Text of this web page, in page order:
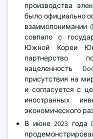
производства
было официально
взаимопонимании
совпало с
Южной Кореи
партнерство
нацеленность
присутствия на
и согласуется с
иностранных
экономического
В июне 2023 года